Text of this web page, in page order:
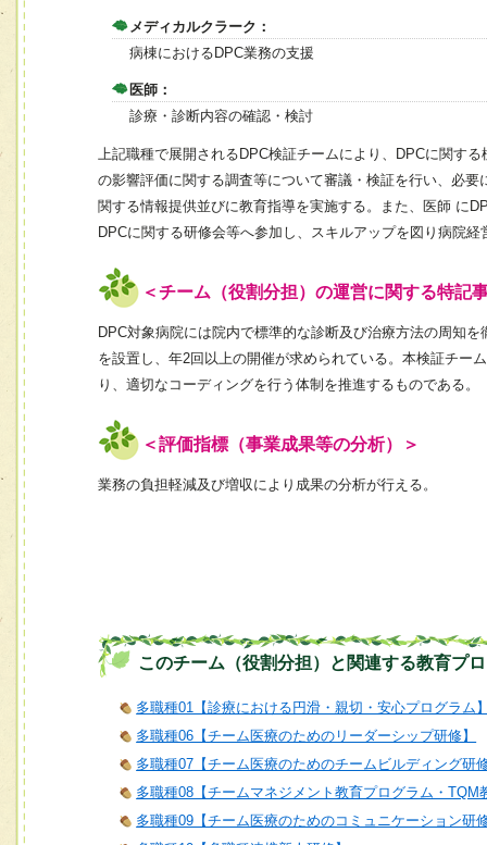
メディカルクラーク：
病棟におけるDPC業務の支援
医師：
診療・診断内容の確認・検討
上記職種で展開されるDPC検証チームにより、DPCに関す
の影響評価に関する調査等について審議・検証を行い、必
関する情報提供並びに教育指導を実施する。また、医師 に
DPCに関する研修会等へ参加し、スキルアップを図り病院経
＜チーム（役割分担）の運営に関する特記
DPC対象病院には院内で標準的な診断及び治療方法の周知
を設置し、年2回以上の開催が求められている。本検証チー
り、適切なコーディングを行う体制を推進するものである。
＜評価指標（事業成果等の分析）＞
業務の負担軽減及び増収により成果の分析が行える。
このチーム（役割分担）と関連する教育プ
多職種01【診療における円滑・親切・安心プログラム
多職種06【チーム医療のためのリーダーシップ研修】
多職種07【チーム医療のためのチームビルディング研
多職種08【チームマネジメント教育プログラム・TQM
多職種09【チーム医療のためのコミュニケーション研